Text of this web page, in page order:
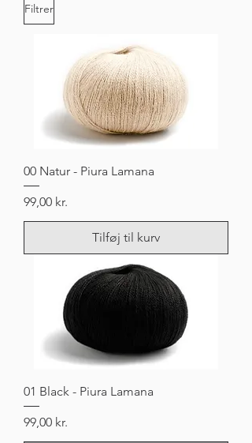
Filtrer
00 Natur - Piura Lamana
Pris
99,00 kr.
Tilføj til kurv
01 Black - Piura Lamana
Pris
99,00 kr.